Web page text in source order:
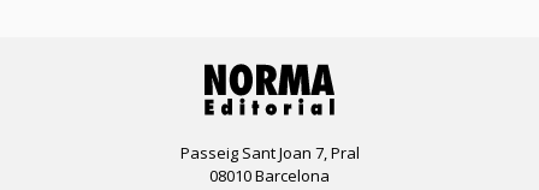
Passeig Sant Joan 7, Pral
08010 Barcelona